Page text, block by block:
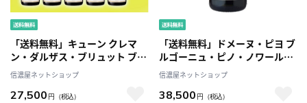
「送料無料」キューン クレマ
ン・ダルザス・ブリュット ブラ
ン・ド・ブラン お得な10本セッ
ト
信濃屋ネットショップ
27,500 円 （税込）
「送料無料」ドメーヌ・ピヨ ブ
ルゴーニュ・ピノ・ノワール
[2023] お得な10本セット
信濃屋ネットショップ
38,500 円 （税込）